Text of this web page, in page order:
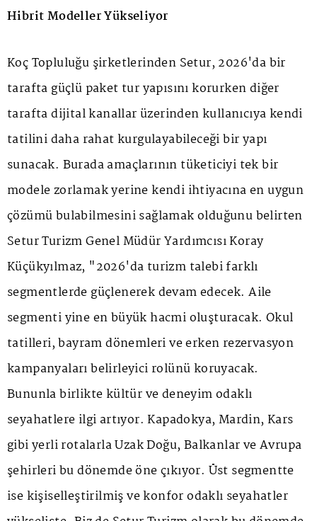
Hibrit Modeller Yükseliyor
Koç Topluluğu şirketlerinden Setur, 2026'da bir
tarafta güçlü paket tur yapısını korurken diğer
tarafta dijital kanallar üzerinden kullanıcıya kendi
tatilini daha rahat kurgulayabileceği bir yapı
sunacak. Burada amaçlarının tüketiciyi tek bir
modele zorlamak yerine kendi ihtiyacına en uygun
çözümü bulabilmesini sağlamak olduğunu belirten
Setur Turizm Genel Müdür Yardımcısı Koray
Küçükyılmaz, "2026'da turizm talebi farklı
segmentlerde güçlenerek devam edecek. Aile
segmenti yine en büyük hacmi oluşturacak. Okul
tatilleri, bayram dönemleri ve erken rezervasyon
kampanyaları belirleyici rolünü koruyacak.
Bununla birlikte kültür ve deneyim odaklı
seyahatlere ilgi artıyor. Kapadokya, Mardin, Kars
gibi yerli rotalarla Uzak Doğu, Balkanlar ve Avrupa
şehirleri bu dönemde öne çıkıyor. Üst segmentte
ise kişiselleştirilmiş ve konfor odaklı seyahatler